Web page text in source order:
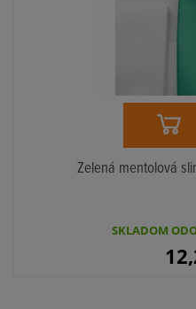
Zelená mentolová
SKLADOM